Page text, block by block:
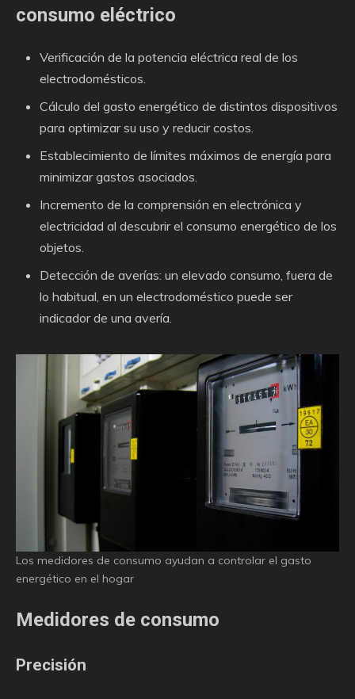
consumo eléctrico
Verificación de la potencia eléctrica real de los
electrodomésticos.
Cálculo del gasto energético de distintos dispositivos
para optimizar su uso y reducir costos.
Establecimiento de límites máximos de energía para
minimizar gastos asociados.
Incremento de la comprensión en electrónica y
electricidad al descubrir el consumo energético de los
objetos.
Detección de averías: un elevado consumo, fuera de
lo habitual, en un electrodoméstico puede ser
indicador de una avería.
Los medidores de consumo ayudan a controlar el gasto
energético en el hogar
Medidores de consumo
Precisión